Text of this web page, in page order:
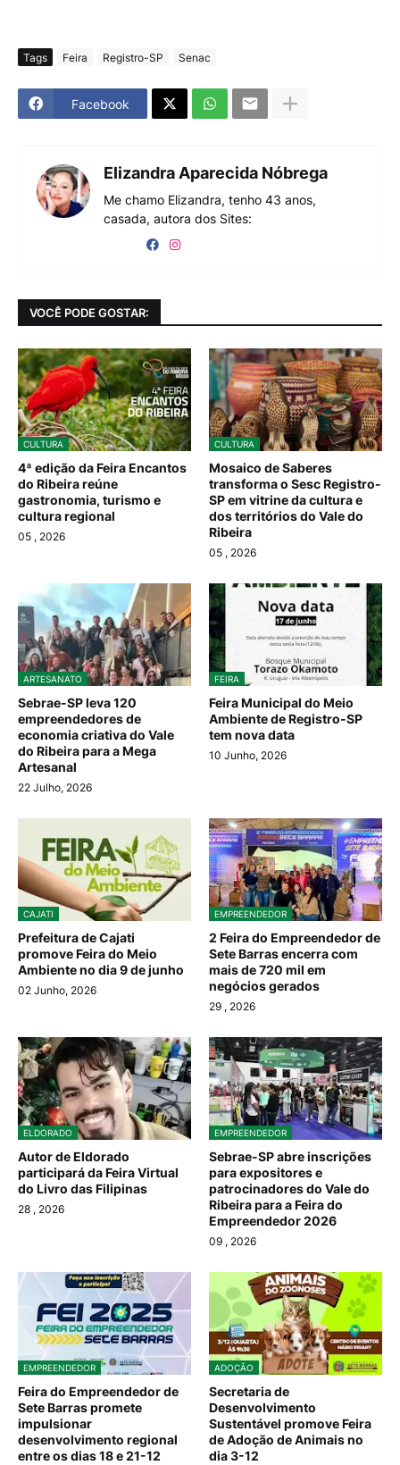
Tags Feira Registro-SP Senac
Facebook
Elizandra Aparecida Nóbrega
Me chamo Elizandra, tenho 43 anos,
casada, autora dos Sites:
VOCÊ PODE GOSTAR:
CULTURA
4ª edição da Feira Encantos
do Ribeira reúne
gastronomia, turismo e
cultura regional
05 , 2026
CULTURA
Mosaico de Saberes
transforma o Sesc Registro-
SP em vitrine da cultura e
dos territórios do Vale do
Ribeira
05 , 2026
ARTESANATO
Sebrae-SP leva 120
empreendedores de
economia criativa do Vale
do Ribeira para a Mega
Artesanal
22 Julho, 2026
FEIRA
Feira Municipal do Meio
Ambiente de Registro-SP
tem nova data
10 Junho, 2026
CAJATI
Prefeitura de Cajati
promove Feira do Meio
Ambiente no dia 9 de junho
02 Junho, 2026
EMPREENDEDOR
2 Feira do Empreendedor de
Sete Barras encerra com
mais de 720 mil em
negócios gerados
29 , 2026
ELDORADO
Autor de Eldorado
participará da Feira Virtual
do Livro das Filipinas
28 , 2026
EMPREENDEDOR
Sebrae-SP abre inscrições
para expositores e
patrocinadores do Vale do
Ribeira para a Feira do
Empreendedor 2026
09 , 2026
EMPREENDEDOR
Feira do Empreendedor de
Sete Barras promete
impulsionar
desenvolvimento regional
entre os dias 18 e 21-12
ADOÇÃO
Secretaria de
Desenvolvimento
Sustentável promove Feira
de Adoção de Animais no
dia 3-12